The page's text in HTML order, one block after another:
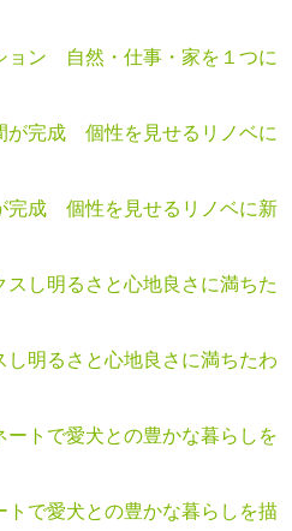
ョン 自然・仕事・家を１つに
完成 個性を見せるリノベに新
明るさと心地良さに満ちたわ
で愛犬との豊かな暮らしを描